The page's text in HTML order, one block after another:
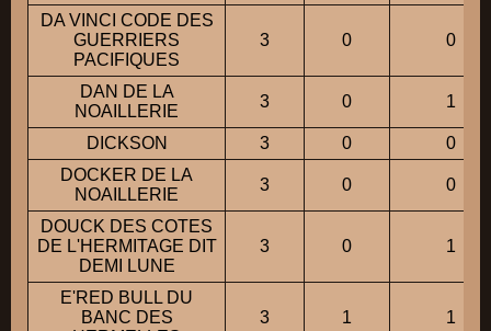
DA VINCI CODE DES
GUERRIERS
PACIFIQUES
3 0 0
DAN DE LA
NOAILLERIE
3 0 1
DICKSON 3 0
0
DOCKER DE LA
NOAILLERIE
3 0 0
DOUCK DES COTES
DE L'HERMITAGE DIT
DEMI LUNE
3 0 1
E'RED BULL DU
BANC DES
3 1 1